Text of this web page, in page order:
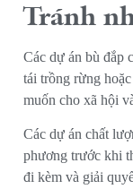
Tránh
Các dự án bù đắp
tái trồng rừng
muốn cho xã hội
Các dự án chất
phương trước khi
đi kèm và giải